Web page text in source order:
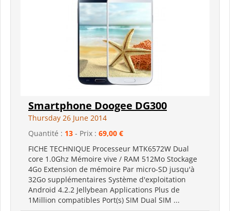
Smartphone Doogee DG300
Thursday 26 June 2014
Quantité : 13 - Prix : 69,00 €
FICHE TECHNIQUE Processeur MTK6572W Dual
core 1.0Ghz Mémoire vive / RAM 512Mo Stockage
4Go Extension de mémoire Par micro-SD jusqu'à
32Go supplémentaires Système d'exploitation
Android 4.2.2 Jellybean Applications Plus de
1Million compatibles Port(s) SIM Dual SIM ...